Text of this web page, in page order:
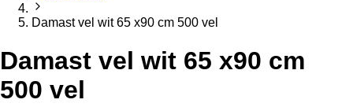
Damast vel wit 65 x90 cm 500 vel
Damast vel wit 65 x90 cm
500 vel